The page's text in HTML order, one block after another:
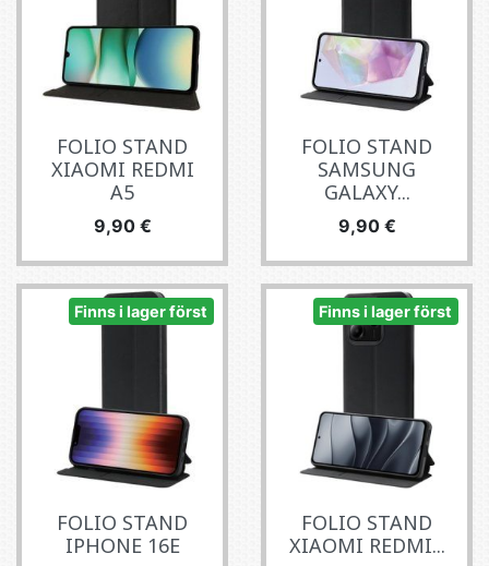
FOLIO STAND
XIAOMI REDMI
A5
Pris
9,90 €
FOLIO STAND
SAMSUNG
GALAXY...
Pris
9,90 €
Finns i lager först
FOLIO STAND
IPHONE 16E
Finns i lager först
FOLIO STAND
XIAOMI REDMI...